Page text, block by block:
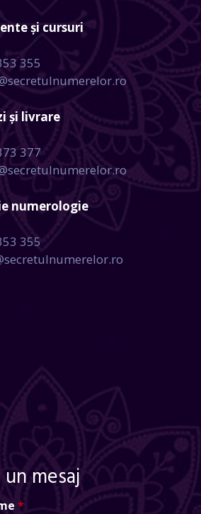
și cursuri
355
și livrare
377
numerologie
355
mesaj
*